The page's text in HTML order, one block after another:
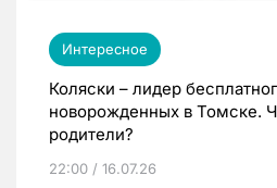
Интересное
Коляски – лидер
новорожденных в Томске.
родители?
22:00 / 16.07.26